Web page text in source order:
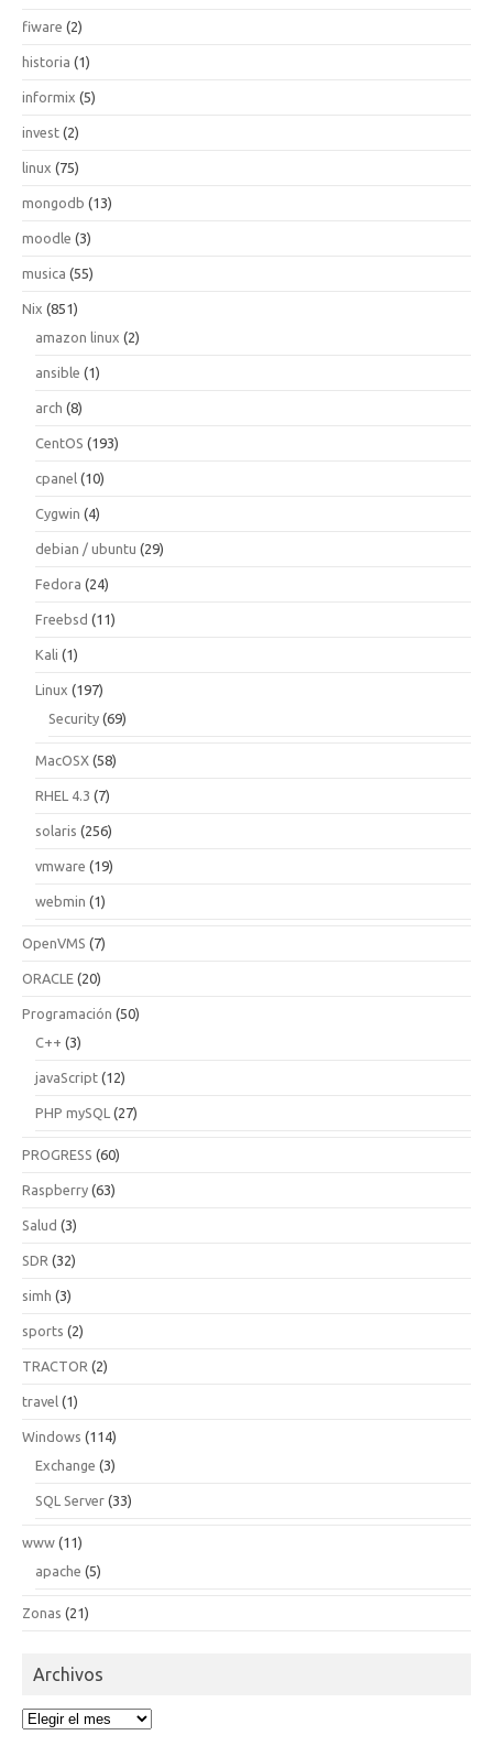
fiware (2)
historia (1)
informix (5)
invest (2)
linux (75)
mongodb (13)
moodle (3)
musica (55)
Nix (851)
amazon linux (2)
ansible (1)
arch (8)
CentOS (193)
cpanel (10)
Cygwin (4)
debian / ubuntu (29)
Fedora (24)
Freebsd (11)
Kali (1)
Linux (197)
Security (69)
MacOSX (58)
RHEL 4.3 (7)
solaris (256)
vmware (19)
webmin (1)
OpenVMS (7)
ORACLE (20)
Programación (50)
C++ (3)
javaScript (12)
PHP mySQL (27)
PROGRESS (60)
Raspberry (63)
Salud (3)
SDR (32)
simh (3)
sports (2)
TRACTOR (2)
travel (1)
Windows (114)
Exchange (3)
SQL Server (33)
www (11)
apache (5)
Zonas (21)
Archivos
Archivos